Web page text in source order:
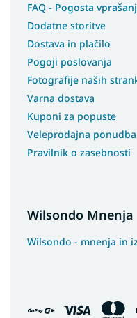
FAQ - Pogosta
Dodatne storitve
Dostava in plačilo
Pogoji poslovanja
Fotografije naših
Varna dostava
Kuponi za popuste
Veleprodajna ponudba
Pravilnik o zasebnosti
Wilsondo Mnenja
Wilsondo - mnenja in